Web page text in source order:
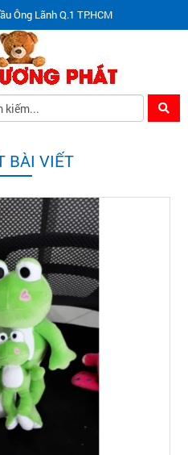
Ông Lãnh Q.1 TP.HCM
BÀI VIẾT